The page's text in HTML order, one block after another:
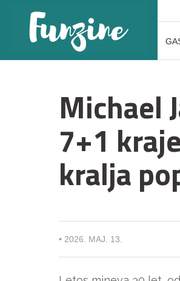
Michael
7+1
kralja
• 2026. MAJ. 13.